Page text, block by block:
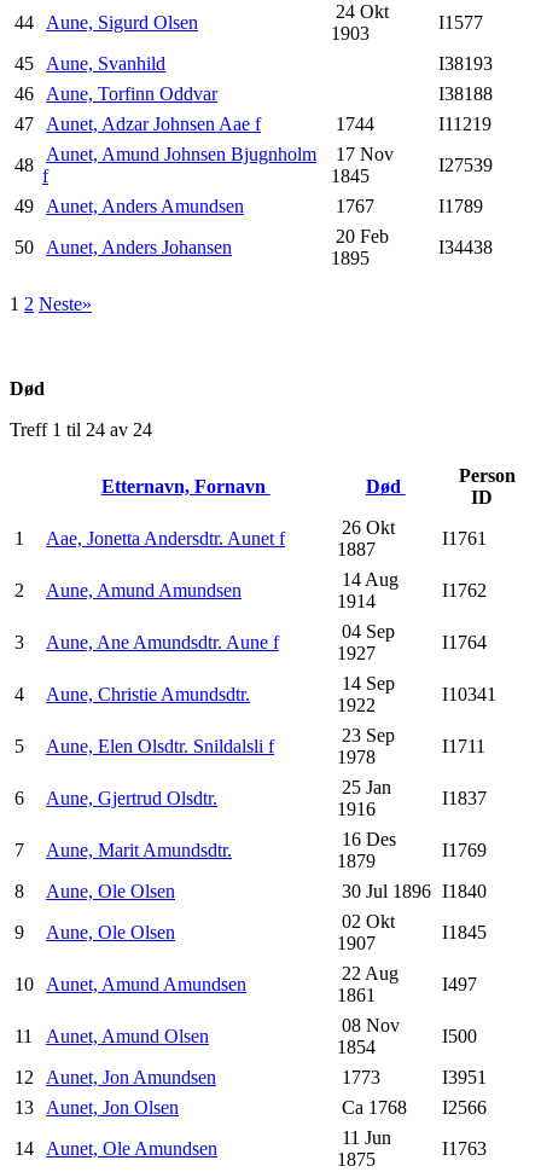
44 Aune, Sigurd Olsen
24 Okt
1903
I1577
45 Aune, Svanhild
I38193
46 Aune, Torfinn Oddvar
I38188
47 Aunet, Adzar Johnsen Aae f 1744
I11219
48
Aunet, Amund Johnsen Bjugnholm
f
17 Nov
1845
I27539
49 Aunet, Anders Amundsen 1767
I1789
50 Aunet, Anders Johansen
20 Feb
1895
I34438
1 2 Neste»
Død
Treff 1 til 24 av 24
Etternavn, Fornavn Død
Person
ID
1
Aae, Jonetta Andersdtr. Aunet f
26 Okt
1887
I1761
2 Aune, Amund Amundsen
14 Aug
1914
I1762
3 Aune, Ane Amundsdtr. Aune f
04 Sep
1927
I1764
4 Aune, Christie Amundsdtr.
14 Sep
1922
I10341
5 Aune, Elen Olsdtr. Snildalsli f
23 Sep
1978
I1711
6 Aune, Gjertrud Olsdtr.
25 Jan
1916
I1837
7 Aune, Marit Amundsdtr.
16 Des
1879
I1769
8
Aune, Ole Olsen 30 Jul 1896 I1840
9
Aune, Ole Olsen
02 Okt
1907
I1845
10 Aunet, Amund Amundsen
22 Aug
1861
I497
11 Aunet, Amund Olsen
08 Nov
1854
I500
12 Aunet, Jon Amundsen 1773
I3951
13 Aunet, Jon Olsen Ca 1768
I2566
14 Aunet, Ole Amundsen
11 Jun
1875
I1763